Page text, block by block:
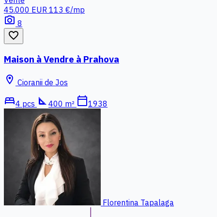
45.000 EUR 113 €/mp
photo_camera 8
favorite_border
Maison à Vendre à Prahova
location_on Cioranii de Jos
bed4 pcs square_foot 400 m² calendar_today1938
Florentina Tapalaga